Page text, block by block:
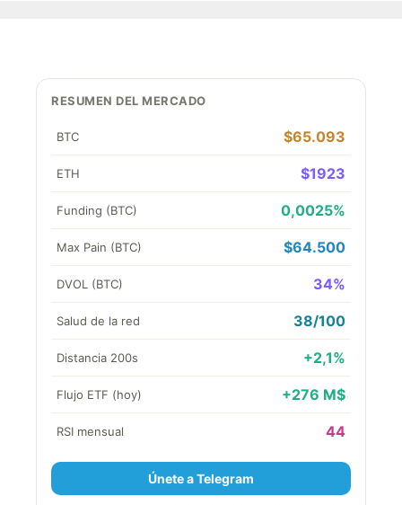
RESUMEN DEL MERCADO
BTC $65.093
ETH $1923
Funding (BTC) 0,0025%
Max Pain (BTC) $64.500
DVOL (BTC) 34%
Salud de la red 38/100
Distancia 200s +2,1%
Flujo ETF (hoy) +276 M$
RSI mensual 44
Únete a Telegram